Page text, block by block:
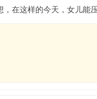
在这样的今天，女儿能